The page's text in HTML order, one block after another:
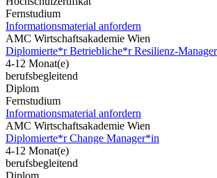
Fernstudium
Informationsmaterial anfordern
AMC Wirtschaftsakademie Wien
Diplomierte*r Betriebliche*r Resilienz-
4-12 Monat(e)
berufsbegleitend
Diplom
Fernstudium
Informationsmaterial anfordern
AMC Wirtschaftsakademie Wien
Diplomierte*r Change Manager*in
4-12 Monat(e)
berufsbegleitend
Diplom